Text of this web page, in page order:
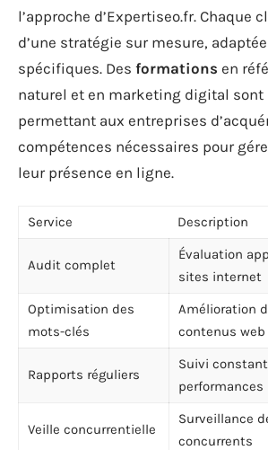
l’approche d’Expertiseo.fr. Chaque
d’une stratégie sur mesure,
spécifiques. Des formations en
naturel et en marketing digital sont
permettant aux entreprises
compétences nécessaires pour
leur présence en ligne.
Service Description
Audit complet
Évaluation
sites internet
Optimisation des
mots-clés
Amélioration
contenus web
Rapports réguliers
Suivi
performances
Veille concurrentielle
Surveillance
concurrents